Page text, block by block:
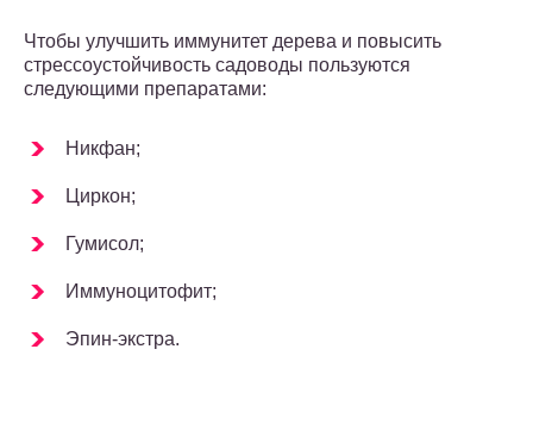
Чтобы улучшить иммунитет дерева и повысить
стрессоустойчивость садоводы пользуются
следующими препаратами:
Никфан;
Циркон;
Гумисол;
Иммуноцитофит;
Эпин-экстра.